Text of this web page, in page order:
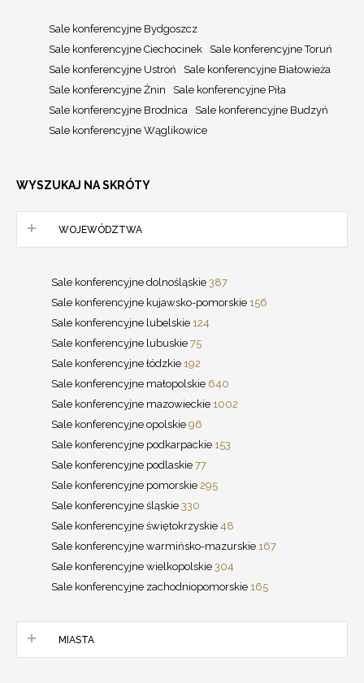
Sale konferencyjne Bydgoszcz
Sale konferencyjne Ciechocinek
Sale konferencyjne Toruń
Sale konferencyjne Ustroń
Sale konferencyjne Białowieża
Sale konferencyjne Żnin
Sale konferencyjne Piła
Sale konferencyjne Brodnica
Sale konferencyjne Budzyń
Sale konferencyjne Wąglikowice
WYSZUKAJ NA SKRÓTY
WOJEWÓDZTWA
Sale konferencyjne dolnośląskie 387
Sale konferencyjne kujawsko-pomorskie 156
Sale konferencyjne lubelskie 124
Sale konferencyjne lubuskie 75
Sale konferencyjne łódzkie 192
Sale konferencyjne małopolskie 640
Sale konferencyjne mazowieckie 1002
Sale konferencyjne opolskie 96
Sale konferencyjne podkarpackie 153
Sale konferencyjne podlaskie 77
Sale konferencyjne pomorskie 295
Sale konferencyjne śląskie 330
Sale konferencyjne świętokrzyskie 48
Sale konferencyjne warmińsko-mazurskie 167
Sale konferencyjne wielkopolskie 304
Sale konferencyjne zachodniopomorskie 165
MIASTA